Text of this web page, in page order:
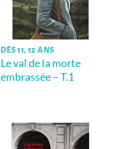
DÈS 11, 12 ANS
Le val de la morte
embrassée – T.1